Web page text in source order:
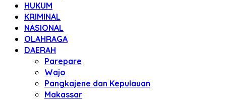
HUKUM
KRIMINAL
NASIONAL
OLAHRAGA
DAERAH
Parepare
Wajo
Pangkajene dan Kepulauan
Makassar